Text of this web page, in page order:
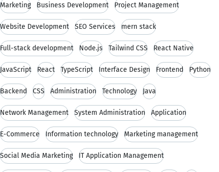
Marketing Business Development Project Management
Website Development SEO Services mern stack
Full-stack development Node.js Tailwind CSS React Native
JavaScript React TypeScript Interface Design Frontend Python
Backend CSS Administration Technology Java
Network Management System Administration Application
E-Commerce Information technology Marketing management
Social Media Marketing IT Application Management